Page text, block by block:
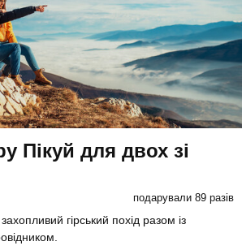
Пікуй для двох зі
подарували 89 разів
гірський похід разом із